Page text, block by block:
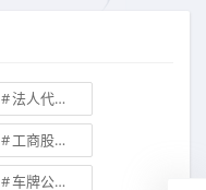
法人代表变更\
工商股权转让
车牌公司转让，北京带车牌公司转让\